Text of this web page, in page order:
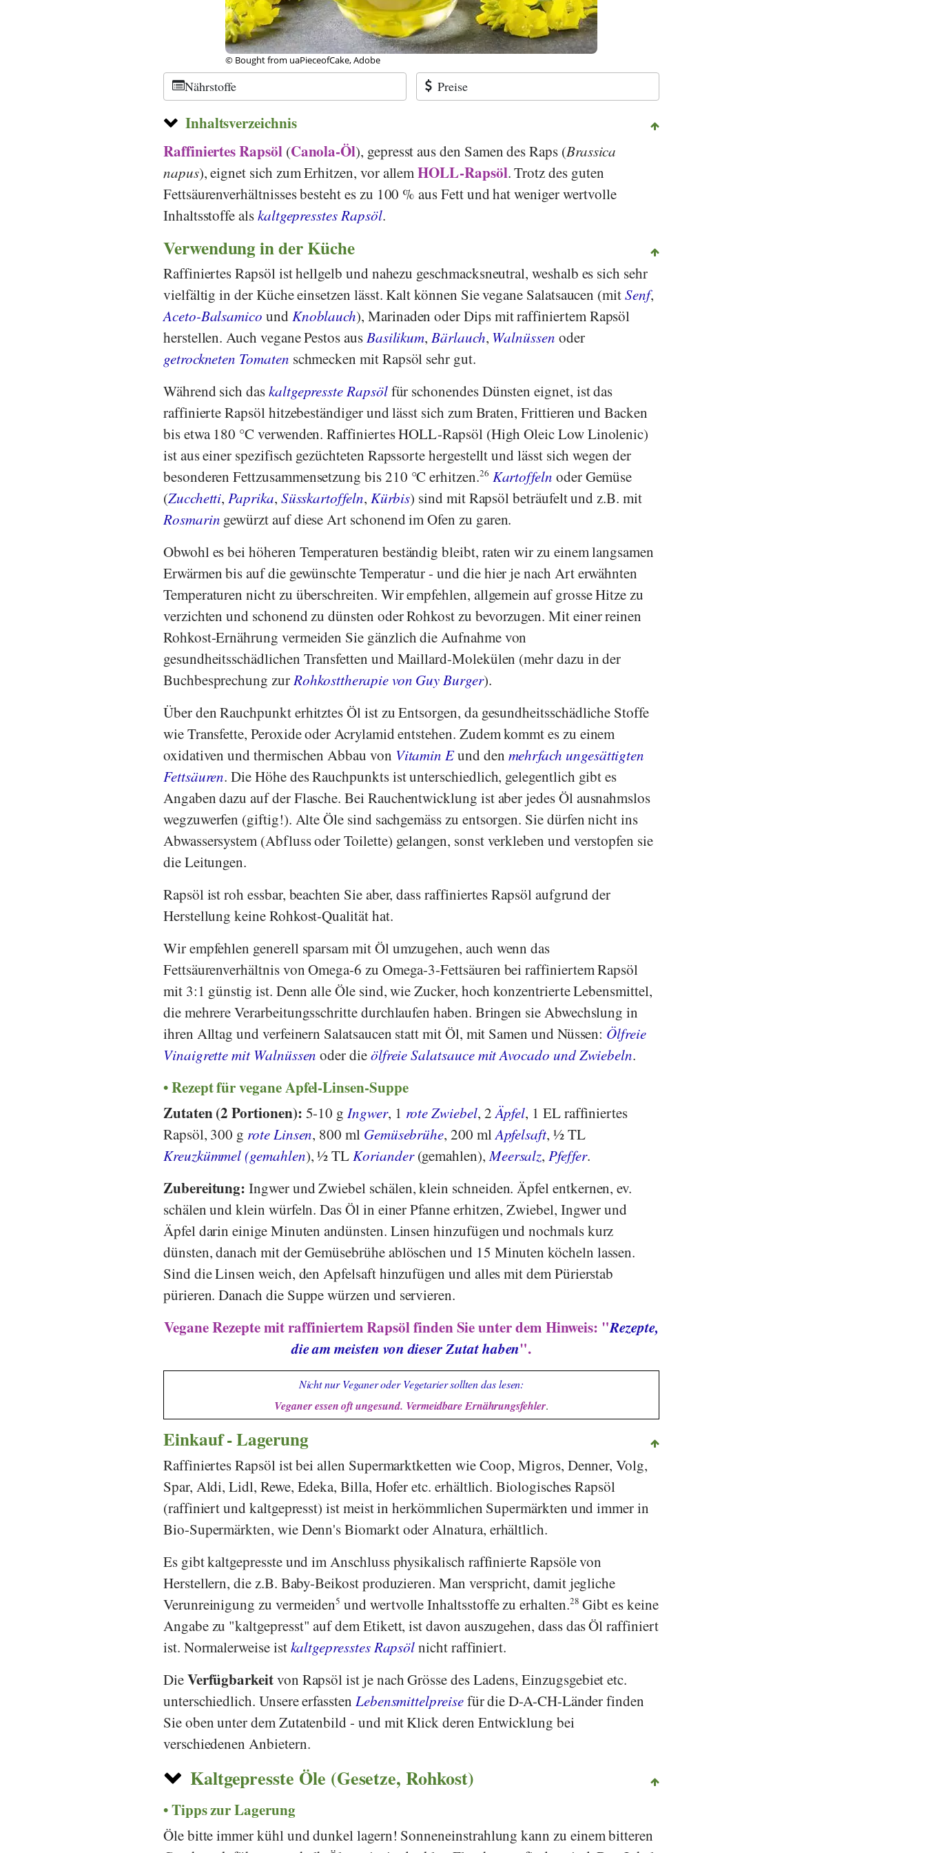
© Bought from uaPieceofCake, Adobe
Nährstoffe Preise
Inhaltsverzeichnis
Raffiniertes Rapsöl(Canola-Öl), gepresst aus den Samen des Raps (Brassica
napus), eignet sich zum Erhitzen, vor allemHOLL-Rapsöl. Trotz des guten
Fettsäurenverhältnisses besteht es zu 100 % aus Fett und hat weniger wertvolle
Inhaltsstoffe alskaltgepresstes Rapsöl.
Verwendung in der Küche
Raffiniertes Rapsöl ist hellgelb und nahezu geschmacksneutral, weshalb es sich sehr
vielfältig in der Küche einsetzen lässt. Kalt können Sie vegane Salatsaucen (mitSenf,
Aceto-Balsamico und Knoblauch), Marinaden oder Dips mit raffiniertem Rapsöl
herstellen. Auch vegane Pestos ausBasilikum,Bärlauch, Walnüssen oder
getrockneten Tomaten schmecken mit Rapsöl sehr gut.
Während sich daskaltgepresste Rapsölfür schonendes Dünsten eignet, ist das
raffinierte Rapsöl hitzebeständiger und lässt sich zum Braten, Frittieren und Backen
bis etwa 180 °C verwenden. Raffiniertes HOLL-Rapsöl (High Oleic Low Linolenic)
ist aus einer spezifisch gezüchteten Rapssorte hergestellt und lässt sich wegen der
besonderen Fettzusammensetzung bis 210 °C erhitzen.26 Kartoffeln oder Gemüse
(Zucchetti,Paprika, Süsskartoffeln, Kürbis) sind mit Rapsöl beträufelt und z.B. mit
Rosmarin gewürzt auf diese Art schonend im Ofen zu garen.
Obwohl es bei höheren Temperaturen beständig bleibt, raten wir zu einem langsamen
Erwärmen bis auf die gewünschte Temperatur - und die hier je nach Art erwähnten
Temperaturen nicht zu überschreiten. Wir empfehlen, allgemein auf grosse Hitze zu
verzichten und schonend zu dünsten oder Rohkost zu bevorzugen. Mit einer reinen
Rohkost-Ernährung vermeiden Sie gänzlich die Aufnahme von
gesundheitsschädlichen Transfetten und Maillard-Molekülen (mehr dazu in der
Buchbesprechung zurRohkosttherapie von Guy Burger).
Über den Rauchpunkt erhitztes Öl ist zu Entsorgen, da gesundheitsschädliche Stoffe
wie Transfette, Peroxide oder Acrylamid entstehen. Zudem kommt es zu einem
oxidativen und thermischen Abbau von Vitamin Eund den mehrfach ungesättigten
Fettsäuren. Die Höhe des Rauchpunkts ist unterschiedlich, gelegentlich gibt es
Angaben dazu auf der Flasche. Bei Rauchentwicklung ist aber jedes Öl ausnahmslos
wegzuwerfen (giftig!). Alte Öle sind sachgemäss zu entsorgen. Sie dürfen nicht ins
Abwassersystem (Abfluss oder Toilette) gelangen, sonst verkleben und verstopfen sie
die Leitungen.
Rapsöl ist roh essbar, beachten Sie aber, dass raffiniertes Rapsöl aufgrund der
Herstellung keine Rohkost-Qualität hat.
Wir empfehlen generell sparsam mit Öl umzugehen, auch wenn das
Fettsäurenverhältnis von Omega-6 zu Omega-3-Fettsäuren bei raffiniertem Rapsöl
mit 3:1 günstig ist. Denn alle Öle sind, wie Zucker, hoch konzentrierte Lebensmittel,
die mehrere Verarbeitungsschritte durchlaufen haben. Bringen sie Abwechslung in
ihren Alltag und verfeinern Salatsaucen statt mit Öl, mit Samen und Nüssen: Ölfreie
Vinaigrette mit Walnüssen oder dieölfreie Salatsauce mit Avocado und Zwiebeln.
Rezept für vegane Apfel-Linsen-Suppe
Zutaten (2 Portionen): 5-10 gIngwer, 1 rote Zwiebel, 2Äpfel, 1 EL raffiniertes
Rapsöl, 300 g rote Linsen, 800 ml Gemüsebrühe, 200 mlApfelsaft, ½ TL
Kreuzkümmel (gemahlen), ½ TLKoriander(gemahlen),Meersalz,Pfeffer.
Zubereitung: Ingwer und Zwiebel schälen, klein schneiden. Äpfel entkernen, ev.
schälen und klein würfeln. Das Öl in einer Pfanne erhitzen, Zwiebel, Ingwer und
Äpfel darin einige Minuten andünsten. Linsen hinzufügen und nochmals kurz
dünsten, danach mit der Gemüsebrühe ablöschen und 15 Minuten köcheln lassen.
Sind die Linsen weich, den Apfelsaft hinzufügen und alles mit dem Pürierstab
pürieren. Danach die Suppe würzen und servieren.
Vegane Rezepte mit raffiniertem Rapsöl finden Sie unter dem Hinweis: "Rezepte,
die am meisten von dieser Zutat haben".
Nicht nur Veganer oder Vegetarier sollten das lesen:
Veganer essen oft ungesund. Vermeidbare Ernährungsfehler.
Einkauf - Lagerung
Raffiniertes Rapsöl ist bei allen Supermarktketten wieCoop,Migros, Denner,Volg,
Spar, Aldi,Lidl, Rewe, Edeka,Billa, Hoferetc. erhältlich. Biologisches Rapsöl
(raffiniert und kaltgepresst) ist meist in herkömmlichen Supermärkten und immer in
Bio-Supermärkten, wieDenn's Biomarktoder Alnatura, erhältlich.
Es gibt kaltgepresste und im Anschluss physikalisch raffinierte Rapsöle von
Herstellern, die z.B. Baby-Beikost produzieren. Man verspricht, damit jegliche
Verunreinigung zu vermeiden5 und wertvolle Inhaltsstoffe zu erhalten.28 Gibt es keine
Angabe zu "kaltgepresst" auf dem Etikett, ist davon auszugehen, dass das Öl raffiniert
ist. Normalerweise istkaltgepresstes Rapsölnicht raffiniert.
DieVerfügbarkeitvon Rapsöl ist je nach Grösse des Ladens, Einzugsgebiet etc.
unterschiedlich. Unsere erfassten Lebensmittelpreisefür die D-A-CH-Länder finden
Sie oben unter dem Zutatenbild - und mit Klick deren Entwicklung bei
verschiedenen Anbietern.
Kaltgepresste Öle (Gesetze, Rohkost)
Tipps zur Lagerung
Öle bitte immer kühl und dunkel lagern! Sonneneinstrahlung kann zu einem bitteren